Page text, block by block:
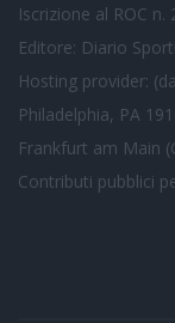
Iscrizione al ROC
Editore: Diario
Hosting provider:
Philadelphia, PA
Frankfurt am Main
Contributi pubblici